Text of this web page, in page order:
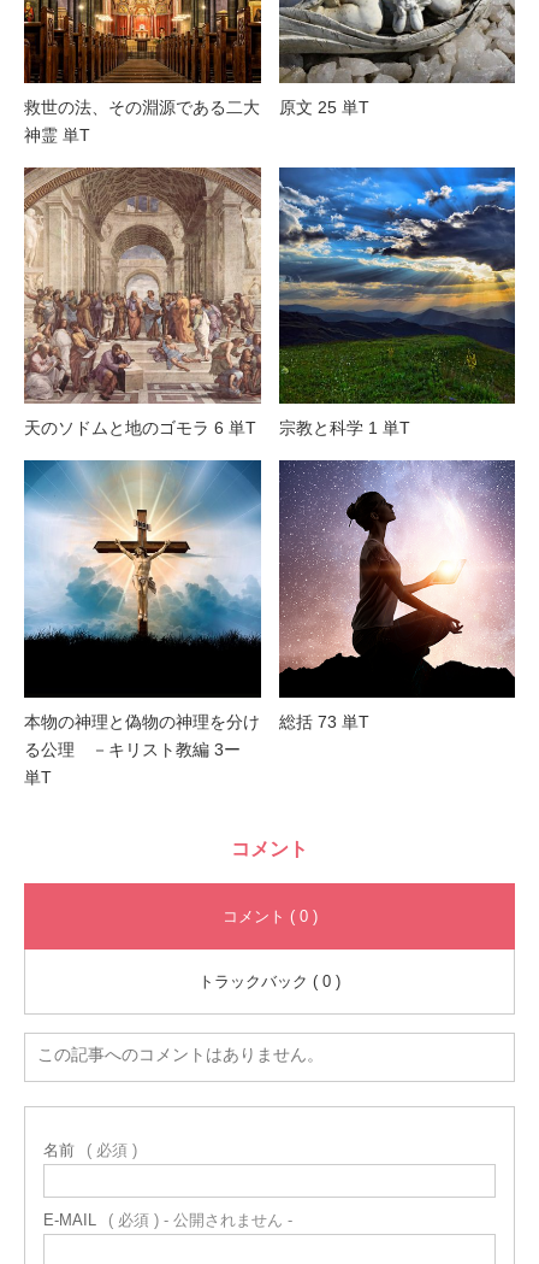
救世の法、その淵源である二大
神霊 単T
原文 25 単T
天のソドムと地のゴモラ 6 単T 宗教と科学 1 単T
本物の神理と偽物の神理を分け
る公理 －キリスト教編 3ー
単T
総括 73 単T
コメント
コメント ( 0 )
トラックバック ( 0 )
この記事へのコメントはありません。
名前 ( 必須 )
E-MAIL ( 必須 ) - 公開されません -